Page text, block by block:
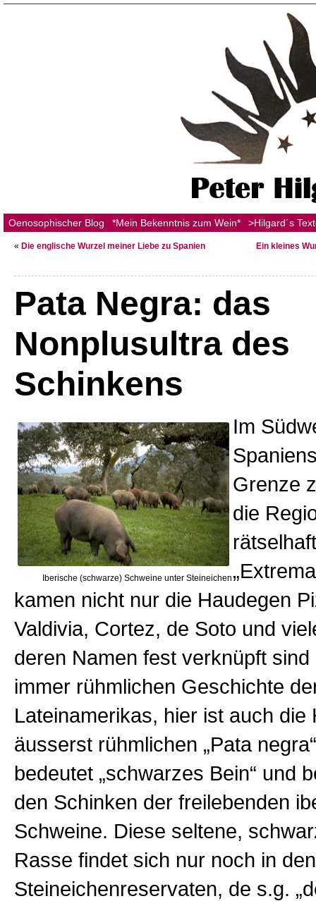
Oenosophischer Blog *Mein Bekenntnis zum Wein* >Hilgard´s
« Die englische Wurzel meiner Liebe zu Spanien Ein kleines
Pata Negra: das
Nonplusultra des
Schinkens
Iberische (schwarze) Schweine unter Steineichen
Im
Grenze
die
kamen nicht nur die Haudegen
Valdivia, Cortez, de Soto und
deren Namen fest verknüpft
immer rühmlichen Geschichte
Lateinamerikas, hier ist auch die
äusserst rühmlichen „Pata
bedeutet „schwarzes Bein“ und
den Schinken der freilebenden
Schweine. Diese seltene,
Rasse findet sich nur noch in
Steineichenreservaten, de s.g.